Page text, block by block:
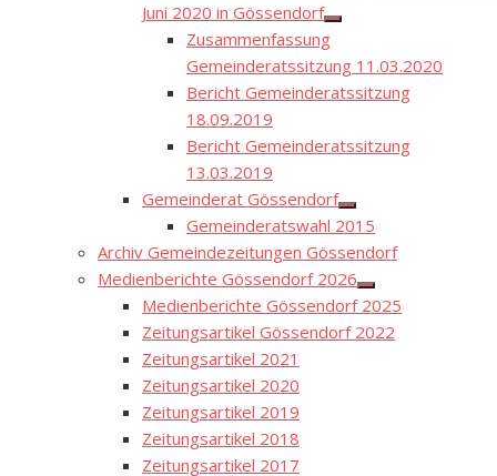
Juni 2020 in Gössendorf
Show
menu
Zusammenfassung
Gemeinderatssitzung 11.03.2020
Bericht Gemeinderatssitzung
18.09.2019
Bericht Gemeinderatssitzung
13.03.2019
Gemeinderat Gössendorf
Show
sub
menu
Gemeinderatswahl 2015
Archiv Gemeindezeitungen Gössendorf
Medienberichte Gössendorf 2026
Show
sub
menu
Medienberichte Gössendorf 2025
Zeitungsartikel Gössendorf 2022
Zeitungsartikel 2021
Zeitungsartikel 2020
Zeitungsartikel 2019
Zeitungsartikel 2018
Zeitungsartikel 2017